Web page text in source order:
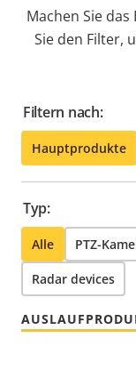
Machen Sie
Sie den Filter,
Filtern nach:
Hauptprodukte
Typ:
Alle PTZ-
Radar devices